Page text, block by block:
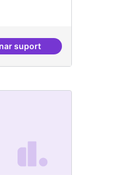
suport
Artenea